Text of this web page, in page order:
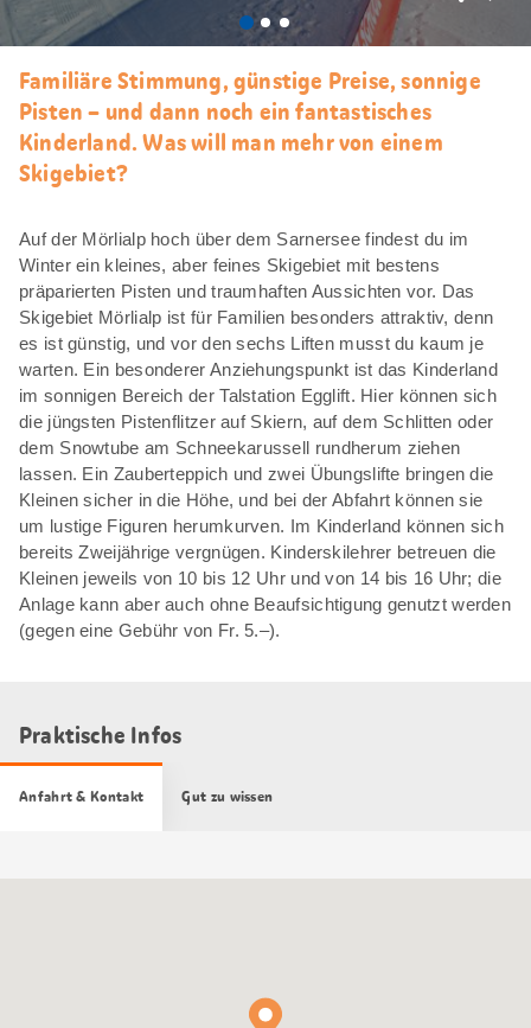
Familiäre Stimmung, günstige Preise, sonnige
Pisten – und dann noch ein fantastisches
Kinderland. Was will man mehr von einem
Skigebiet?
Auf der Mörlialp hoch über dem Sarnersee findest du im
Winter ein kleines, aber feines Skigebiet mit bestens
präparierten Pisten und traumhaften Aussichten vor. Das
Skigebiet Mörlialp ist für Familien besonders attraktiv, denn
es ist günstig, und vor den sechs Liften musst du kaum je
warten. Ein besonderer Anziehungspunkt ist das Kinderland
im sonnigen Bereich der Talstation Egglift. Hier können sich
die jüngsten Pistenflitzer auf Skiern, auf dem Schlitten oder
dem Snowtube am Schneekarussell rundherum ziehen
lassen. Ein Zauberteppich und zwei Übungslifte bringen die
Kleinen sicher in die Höhe, und bei der Abfahrt können sie
um lustige Figuren herumkurven. Im Kinderland können sich
bereits Zweijährige vergnügen. Kinderskilehrer betreuen die
Kleinen jeweils von 10 bis 12 Uhr und von 14 bis 16 Uhr; die
Anlage kann aber auch ohne Beaufsichtigung genutzt werden
(gegen eine Gebühr von Fr. 5.–).
Praktische Infos
Anfahrt & Kontakt Gut zu wissen